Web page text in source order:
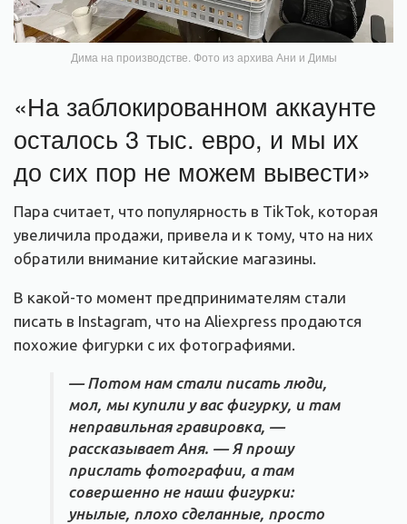
Дима на производстве. Фото из архива Ани и Димы
«На заблокированном аккаунте
осталось 3 тыс. евро, и мы их
до сих пор не можем вывести»
Пара считает, что популярность в TikTok, которая
увеличила продажи, привела и к тому, что на них
обратили внимание китайские магазины.
В какой-то момент предпринимателям стали
писать в Instagram, что на Aliexpress продаются
похожие фигурки с их фотографиями.
— Потом нам стали писать люди,
мол, мы купили у вас фигурку, и там
неправильная гравировка, —
рассказывает Аня. — Я прошу
прислать фотографии, а там
совершенно не наши фигурки:
унылые, плохо сделанные, просто